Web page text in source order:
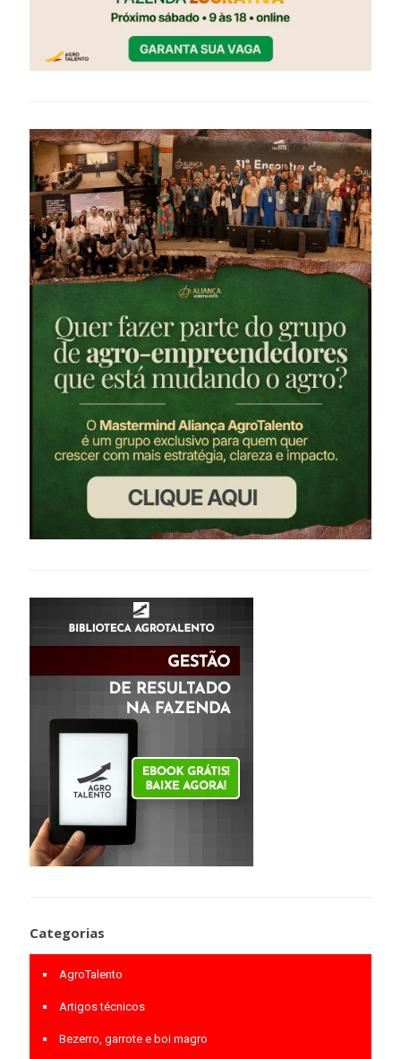
Categorias
AgroTalento
Artigos técnicos
Bezerro, garrote e boi magro